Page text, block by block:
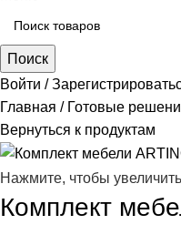
Поиск
Войти /
Главная
Готовые
Вернуться к продуктам
Нажмите, чтобы
Комплект